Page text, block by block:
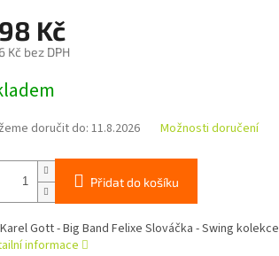
Kč
Kč bez DPH
doručit do:11.8.2026 Možnosti doručení
Přidat do košíku
Gott - Big Band Felixe Slováčka - Swing kolekce
informace